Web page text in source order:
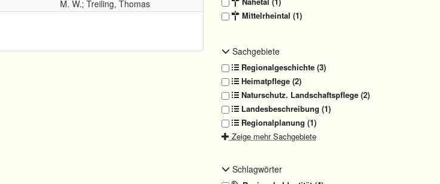
M. W.; Treiling, Thomas
Mittelrheintal (1)
Sachgebiete
Regionalgeschichte (3)
Heimatpflege (2)
Naturschutz. Landschaftspflege (2)
Landesbeschreibung (1)
Regionalplanung (1)
Zeige mehr Sachgebiete
Schlagwörter